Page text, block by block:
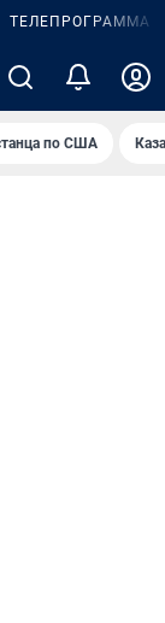
ТЕЛЕПРОГРАММА
по США